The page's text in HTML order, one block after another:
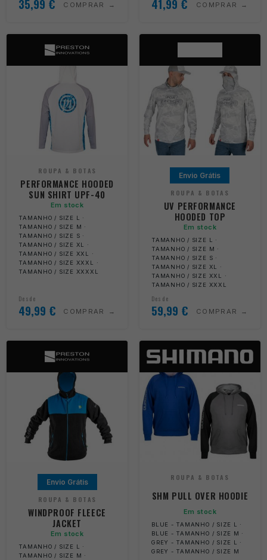
35,99 € COMPRAR 41,99 € COMPRAR
ROUPA & BOTAS
PERFORMANCE HOODED
SUN SHIRT UPF-40
Em stock
TAMANHO / SIZE L ·
TAMANHO / SIZE M ·
TAMANHO / SIZE S ·
TAMANHO / SIZE XL ·
TAMANHO / SIZE XXL ·
TAMANHO / SIZE XXXL ·
TAMANHO / SIZE XXXXL
Desde
49,99 € COMPRAR
Envio Grátis
ROUPA & BOTAS
UV PERFORMANCE
HOODED TOP
Em stock
TAMANHO / SIZE L ·
TAMANHO / SIZE M ·
TAMANHO / SIZE S ·
TAMANHO / SIZE XL ·
TAMANHO / SIZE XXL ·
TAMANHO / SIZE XXXL
Desde
59,99 € COMPRAR
Envio Grátis
ROUPA & BOTAS
WINDPROOF FLEECE
JACKET
Em stock
TAMANHO / SIZE L ·
TAMANHO / SIZE M ·
ROUPA & BOTAS
SHM PULL OVER HOODIE
Em stock
BLUE - TAMANHO / SIZE L ·
BLUE - TAMANHO / SIZE M ·
GREY - TAMANHO / SIZE L ·
GREY - TAMANHO / SIZE M